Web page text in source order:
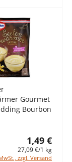
Gourmet
Bourbon
1,49 €
27,09 €/1 kg
zzgl. Versand